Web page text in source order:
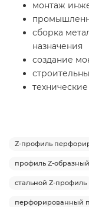
монтаж
сборка
назначения
создание
Z-профиль
профиль Z-
стальной Z-профиль
перфорированный